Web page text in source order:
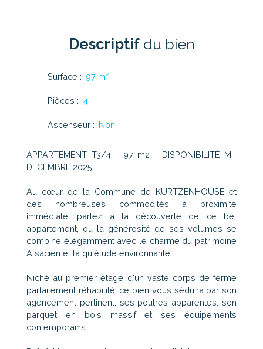
Descriptifdu bien
Surface : 97 m²
Pièces : 4
Ascenseur : Non
APPARTEMENT T3/4 - 97 m2 - DISPONIBILITÉ MI-
DÉCEMBRE 2025
Au cœur de la Commune de KURTZENHOUSE et
des nombreuses commodités à proximité
immédiate, partez à la découverte de ce bel
appartement, où la générosité de ses volumes se
combine élégamment avec le charme du patrimoine
Alsacien et la quiétude environnante.
Niché au premier étage d'un vaste corps de ferme
parfaitement réhabilité, ce bien vous séduira par son
agencement pertinent, ses poutres apparentes, son
parquet en bois massif et ses équipements
contemporains.